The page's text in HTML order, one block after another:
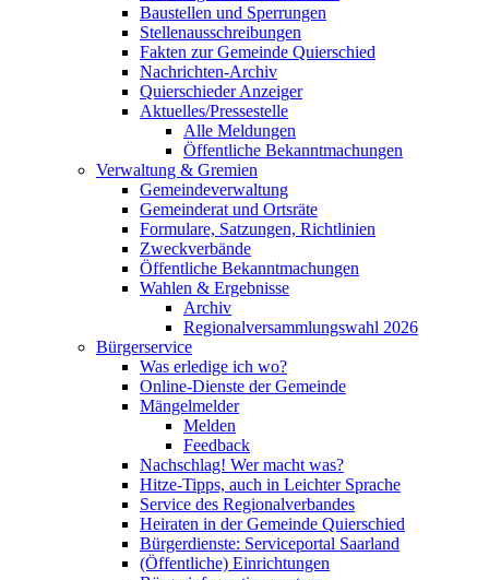
Baustellen und Sperrungen
Stellenausschreibungen
Fakten zur Gemeinde Quierschied
Nachrichten-Archiv
Quierschieder Anzeiger
Aktuelles/Pressestelle
Alle Meldungen
Öffentliche Bekanntmachungen
Verwaltung & Gremien
Gemeindeverwaltung
Gemeinderat und Ortsräte
Formulare, Satzungen, Richtlinien
Zweckverbände
Öffentliche Bekanntmachungen
Wahlen & Ergebnisse
Archiv
Regionalversammlungswahl 2026
Bürgerservice
Was erledige ich wo?
Online-Dienste der Gemeinde
Mängelmelder
Melden
Feedback
Nachschlag! Wer macht was?
Hitze-Tipps, auch in Leichter Sprache
Service des Regionalverbandes
Heiraten in der Gemeinde Quierschied
Bürgerdienste: Serviceportal Saarland
(Öffentliche) Einrichtungen